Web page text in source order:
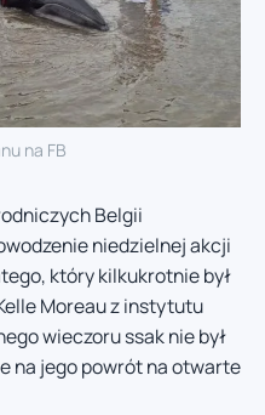
na FB
Belgii
niedzielnej akcji
który kilkukrotnie był
Moreau z instytutu
wieczoru ssak nie był
na jego powrót na otwarte